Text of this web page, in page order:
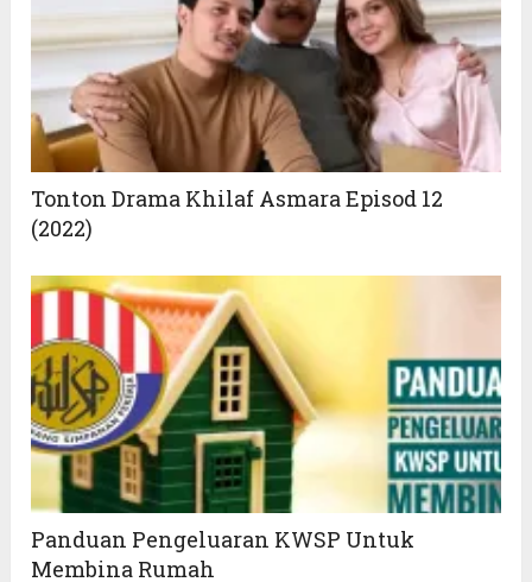
Tonton Drama Khilaf Asmara Episod 12
(2022)
Panduan Pengeluaran KWSP Untuk
Membina Rumah